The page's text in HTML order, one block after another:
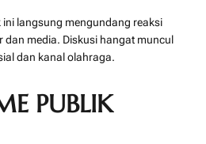
langsung mengundang reaksi
dan media. Diskusi hangat muncul
dan kanal olahraga.
PUBLIK